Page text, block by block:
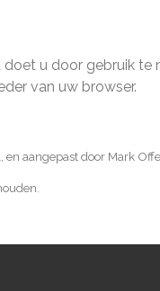
u door gebruik
van uw browser.
aangepast door Mark